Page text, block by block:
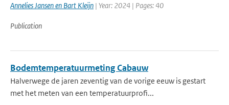
Annelies Jansen en Bart Kleijn | Year: 2024 | Pages: 40
Publication
Bodemtemperatuurmeting Cabauw
Halverwege de jaren zeventig van de vorige eeuw is gestart
met het meten van een temperatuurprofi...